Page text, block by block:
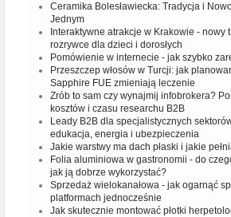
Ceramika Bolesławiecka: Tradycja i
Jednym
Interaktywne atrakcje w Krakowie - nowy
rozrywce dla dzieci i dorosłych
Pomówienie w internecie - jak szybko
Przeszczep włosów w Turcji: jak
Sapphire FUE zmieniają leczenie
Zrób to sam czy wynajmij infobrokera?
kosztów i czasu researchu B2B
Leady B2B dla specjalistycznych
edukacja, energia i ubezpieczenia
Jakie warstwy ma dach płaski i jakie
Folia aluminiowa w gastronomii - do
jak ją dobrze wykorzystać?
Sprzedaż wielokanałowa - jak ogarnąć
platformach jednocześnie
Jak skutecznie montować płotki